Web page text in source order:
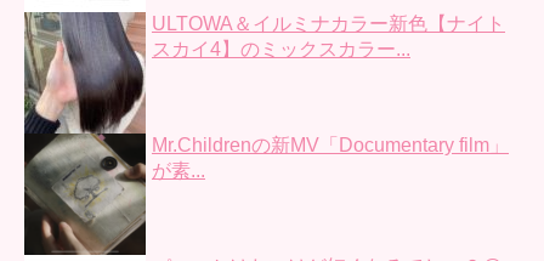
ULTOWA＆イルミナカラー新色【ナイト
スカイ4】のミックスカラー...
Mr.Childrenの新MV「Documentary film」
が素...